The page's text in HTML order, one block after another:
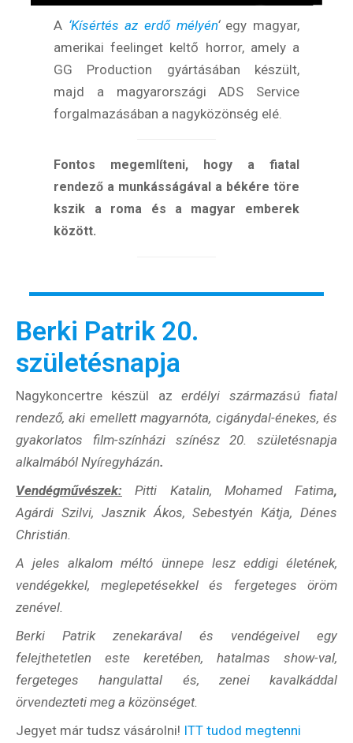
A ‘Kísértés az erdő mélyén‘egy magyar,
amerikai feelinget keltő horror, amely a
GG Production gyártásában készült,
majd a magyarországi ADS Service
forgalmazásában a nagyközönség elé.
Fontos
megemlíteni, hogy a fiatal
rendező a munkásságával a békére töre
kszik a roma és a magyar emberek
között.
Berki Patrik 20.
születésnapja
Nagykoncertre készül azerdélyi származású fiatal
rendező, aki emellett magyarnóta, cigánydal-énekes, és
gyakorlatos film-színházi színész 20. születésnapja
alkalmából Nyíregyházán.
Vendégművészek:
Pitti Katalin, Mohamed Fatima,
Agárdi Szilvi, Jasznik Ákos, Sebestyén Kátja, Dénes
Christián.
A jeles alkalom méltó ünnepe lesz eddigi életének,
vendégekkel, meglepetésekkel és fergeteges öröm
zenével.
Berki Patrik zenekarával és vendégeivel egy
felejthetetlen este keretében, hatalmas show-val,
fergeteges hangulattal és, zenei kavalkáddal
örvendezteti meg a közönséget.
Jegyet már tudsz vásárolni! ITT tudod megtenni